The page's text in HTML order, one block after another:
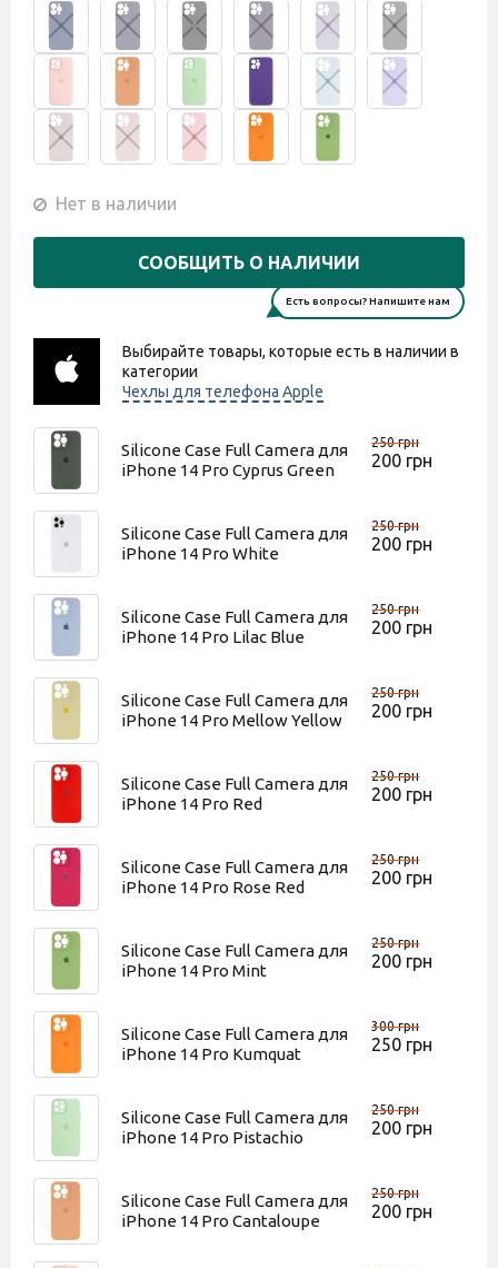
Нет в наличии
СООБЩИТЬ О НАЛИЧИИ
Есть вопросы? Напишите нам
Выбирайте товары, которые есть в наличии в
категории
Чехлы для телефона Apple
Silicone Case Full Camera для
iPhone 14 Pro Cyprus Green
200 грн
250 грн
Silicone Case Full Camera для
iPhone 14 Pro White
200 грн
250 грн
Silicone Case Full Camera для
iPhone 14 Pro Lilac Blue
200 грн
250 грн
Silicone Case Full Camera для
iPhone 14 Pro Mellow Yellow
200 грн
250 грн
Silicone Case Full Camera для
iPhone 14 Pro Red
200 грн
250 грн
Silicone Case Full Camera для
iPhone 14 Pro Rose Red
200 грн
250 грн
Silicone Case Full Camera для
iPhone 14 Pro Mint
200 грн
250 грн
Silicone Case Full Camera для
iPhone 14 Pro Kumquat
250 грн
300 грн
Silicone Case Full Camera для
iPhone 14 Pro Pistachio
200 грн
250 грн
Silicone Case Full Camera для
iPhone 14 Pro Cantaloupe
200 грн
250 грн